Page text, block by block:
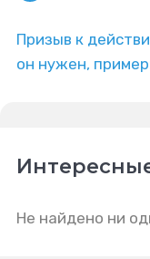
Призыв к
он нужен,
Не найдено ни